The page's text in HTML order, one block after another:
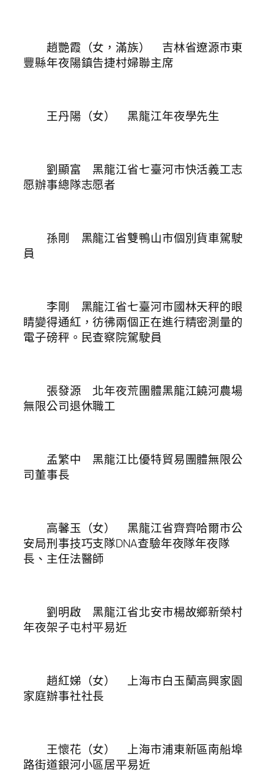
趙艷霞（女，滿族） 吉林省遼源市東
豐縣年夜陽鎮告捷村婦聯主席
王丹陽（女） 黑龍江年夜學先生
劉顯富 黑龍江省七臺河市快活義工志
愿辦事總隊志愿者
孫剛 黑龍江省雙鴨山市個別貨車駕駛
員
李剛 黑龍江省七臺河市國林天秤的眼
睛變得通紅，彷彿兩個正在進行精密測量的
電子磅秤。民查察院駕駛員
張發源 北年夜荒團體黑龍江饒河農場
無限公司退休職工
孟繁中 黑龍江比優特貿易團體無限公
司董事長
高馨玉（女） 黑龍江省齊齊哈爾市公
安局刑事技巧支隊DNA查驗年夜隊年夜隊
長、主任法醫師
劉明啟 黑龍江省北安市楊故鄉新榮村
年夜架子屯村平易近
趙紅娣（女） 上海市白玉蘭高興家園
家庭辦事社社長
王懷花（女） 上海市浦東新區南船埠
路街道銀河小區居平易近